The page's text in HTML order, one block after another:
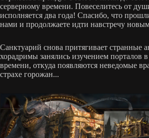
серверному времени. Повеселитесь от
исполняется два года! Спасибо, что
нами и продолжаете идти навстречу
Санктуарий снова притягивает странные
хорадримы занялись изучением порталов
времени, откуда появляются неведомые
страхе горожан...